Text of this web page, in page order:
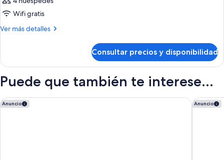
Wifi gratis
Ver más detalles
Más
Consultar precios y disponibilidad
Puede que también te interese...
Anuncio
Zel Fuerteventura - Adults Only Anuncio